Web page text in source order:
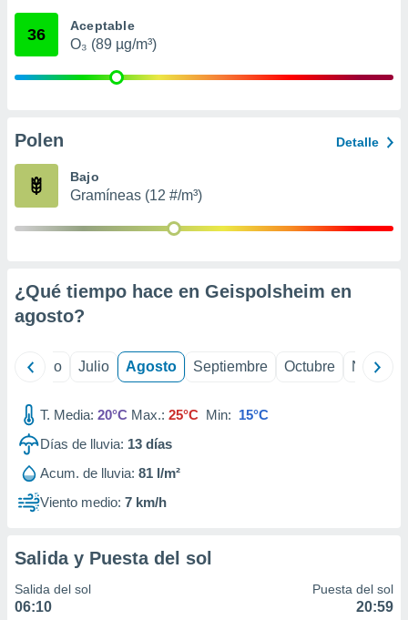
mediante
publicidad
de
36 Aceptable
O₃ (89 µg/m³)
Polen Detalle
Bajo
Gramíneas (12 #/m³)
¿Qué tiempo hace en Geispolsheim en
agosto?
Junio Julio Agosto Septiembre Octubre
T. Media: 20°C Max.: 25°C Min: 15°C
Días de lluvia: 13 días
Acum. de lluvia: 81 l/m²
Viento medio: 7 km/h
Salida y Puesta del sol
Salida del sol
06:10
Puesta del sol
20:59